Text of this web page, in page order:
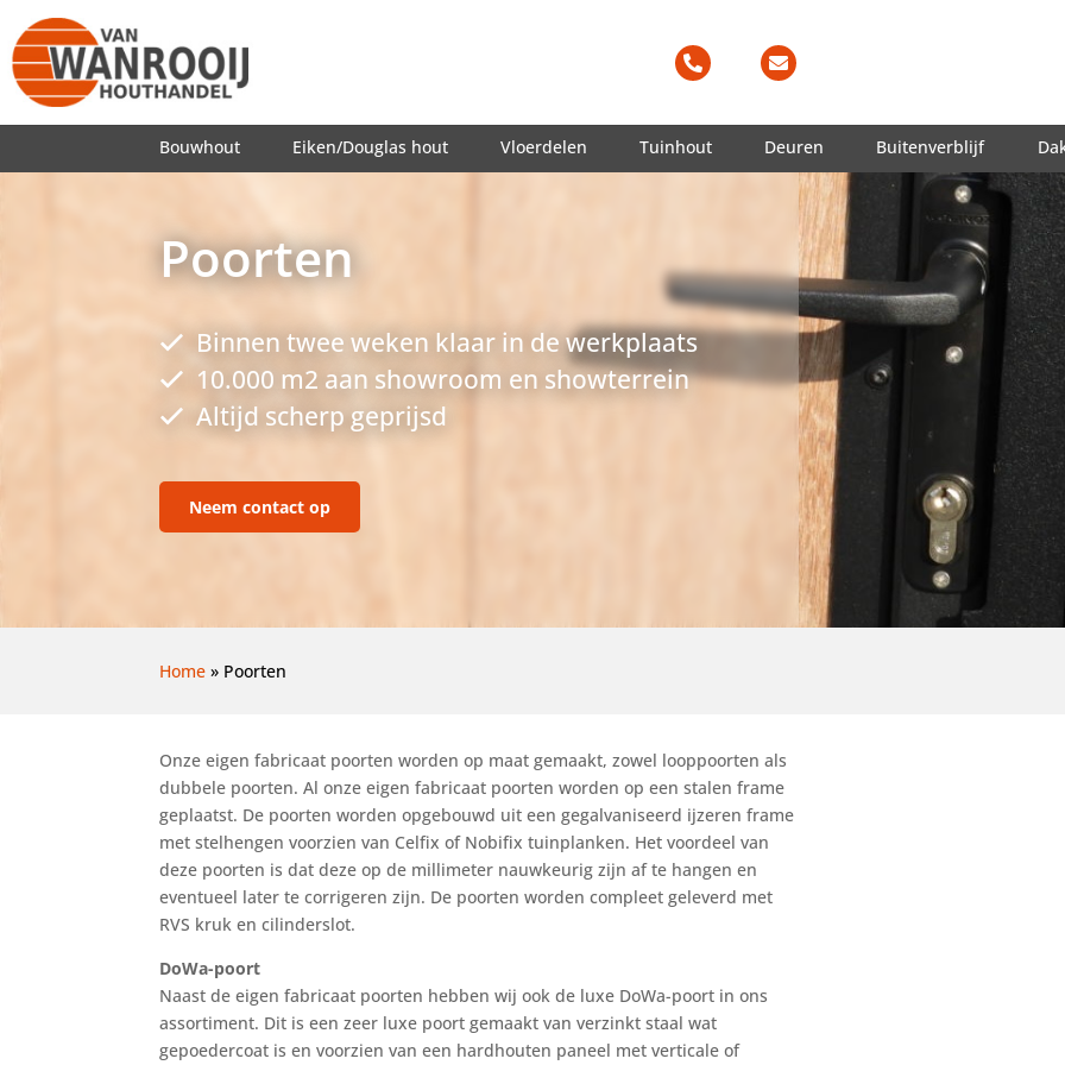
Bouwhout Eiken/Douglas hout Vloerdelen Tuinhout Deuren Buitenverblijf
Poorten
Binnen twee weken klaar in de werkplaats
10.000 m2 aan showroom en showterrein
Altijd scherp geprijsd
Neem contact op
Home » Poorten
Onze eigen fabricaat poorten worden op maat gemaakt, zowel looppoorten als
dubbele poorten. Al onze eigen fabricaat poorten worden op een stalen frame
geplaatst. De poorten worden opgebouwd uit een gegalvaniseerd ijzeren frame
met stelhengen voorzien van Celfix of Nobifix tuinplanken. Het voordeel van
deze poorten is dat deze op de millimeter nauwkeurig zijn af te hangen en
eventueel later te corrigeren zijn. De poorten worden compleet geleverd met
RVS kruk en cilinderslot.
DoWa-poort
Naast de eigen fabricaat poorten hebben wij ook de luxe DoWa-poort in ons
assortiment. Dit is een zeer luxe poort gemaakt van verzinkt staal wat
gepoedercoat is en voorzien van een hardhouten paneel met verticale of